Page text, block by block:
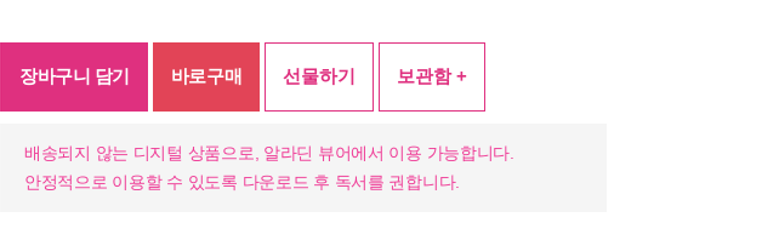
장바구니 담기 바로구매 선물하기 보관함 +
배송되지 않는 디지털 상품으로, 알라딘 뷰어에서 이용 가능합니다.
안정적으로 이용할 수 있도록 다운로드 후 독서를 권합니다.